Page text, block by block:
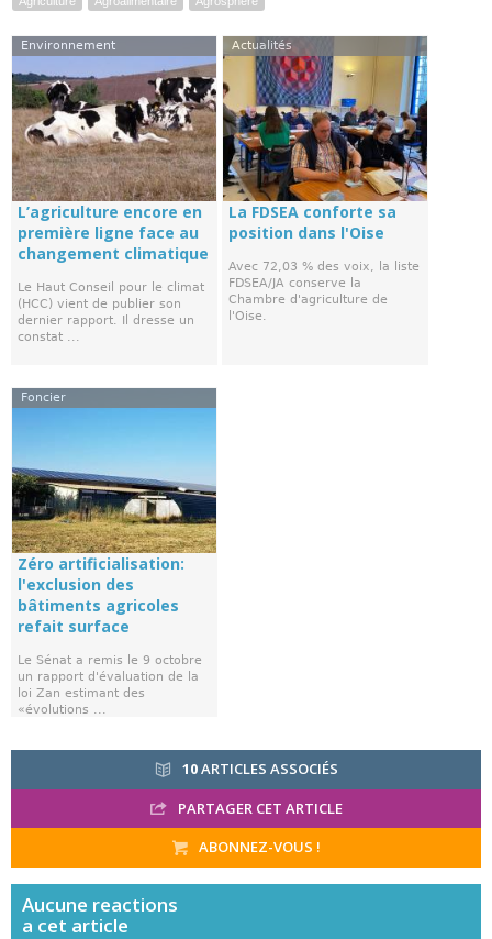
Environnement
L’agriculture encore en
première ligne face au
changement climatique
Le Haut Conseil pour le climat
(HCC) vient de publier son
dernier rapport. Il dresse un
constat ...
Actualités
La FDSEA conforte sa
position dans l'Oise
Avec 72,03 % des voix, la liste
FDSEA/JA conserve la
Chambre d'agriculture de
l'Oise.
Foncier
Zéro artificialisation:
l'exclusion des
bâtiments agricoles
refait surface
Le Sénat a remis le 9 octobre
un rapport d'évaluation de la
loi Zan estimant des
«évolutions ...
10ARTICLES ASSOCIÉS
PARTAGER CET ARTICLE
ABONNEZ-VOUS !
Aucune reactions
a cet article